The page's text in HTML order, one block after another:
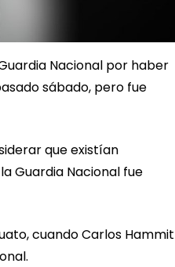
Nacional por haber
sábado, pero fue
que existían
Guardia Nacional fue
cuando Carlos Hammit